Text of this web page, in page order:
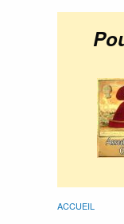
ACCUEIL